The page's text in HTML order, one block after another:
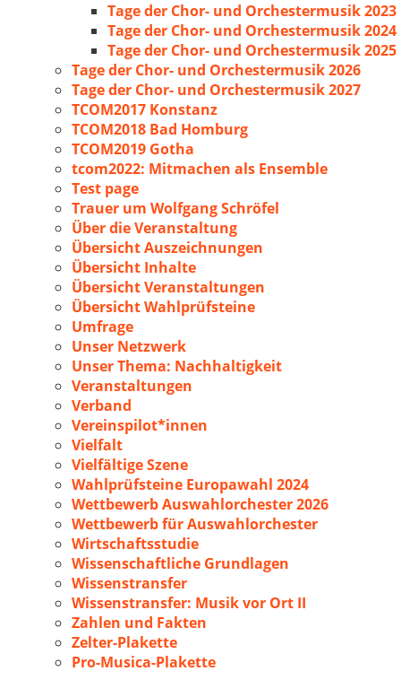
Tage der Chor- und Orchestermusik 2023
Tage der Chor- und Orchestermusik 2024
Tage der Chor- und Orchestermusik 2025
Tage der Chor- und Orchestermusik 2026
Tage der Chor- und Orchestermusik 2027
TCOM2017 Konstanz
TCOM2018 Bad Homburg
TCOM2019 Gotha
tcom2022: Mitmachen als Ensemble
Test page
Trauer um Wolfgang Schröfel
Über die Veranstaltung
Übersicht Auszeichnungen
Übersicht Inhalte
Übersicht Veranstaltungen
Übersicht Wahlprüfsteine
Umfrage
Unser Netzwerk
Unser Thema: Nachhaltigkeit
Veranstaltungen
Verband
Vereinspilot*innen
Vielfalt
Vielfältige Szene
Wahlprüfsteine Europawahl 2024
Wettbewerb Auswahlorchester 2026
Wettbewerb für Auswahlorchester
Wirtschaftsstudie
Wissenschaftliche Grundlagen
Wissenstransfer
Wissenstransfer: Musik vor Ort II
Zahlen und Fakten
Zelter-Plakette
Pro-Musica-Plakette